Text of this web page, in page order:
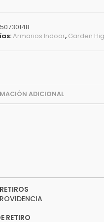
Armarios Indoor, Garden
ADICIONAL
RETIRO